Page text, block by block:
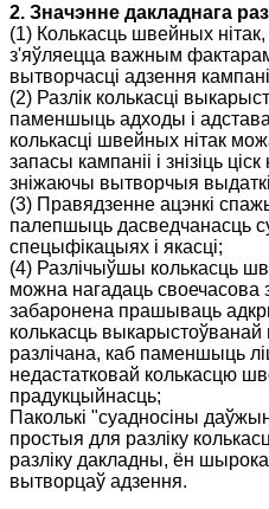
2. Значэнне дакладнага
(1) Колькасць швейных
з'яўляецца важным
вытворчасці адзення
(2) Разлік колькасці
паменшыць адходы і
колькасці швейных нітак
запасы кампаніі і знізіць
зніжаючы вытворчыя
(3) Правядзенне ацэнкі
палепшыць дасведчанасць
спецыфікацыях і якасці;
(4) Разлічыўшы колькасць
можна нагадаць своечасова
забаронена прашываць
колькасць выкарыстоўванай
разлічана, каб паменшыць
недастатковай колькасцю
прадукцыйнасць;
Паколькі "суадносіны
простыя для разліку
разліку дакладны, ён
вытворцаў адзення.